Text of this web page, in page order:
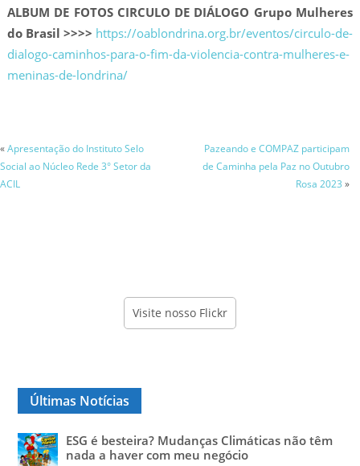
ALBUM DE FOTOS CIRCULO DE DIÁLOGO Grupo Mulheres
do Brasil >>>> https://oablondrina.org.br/eventos/circulo-de-
dialogo-caminhos-para-o-fim-da-violencia-contra-mulheres-e-
meninas-de-londrina/
«Apresentação do Instituto Selo
Social ao Núcleo Rede 3° Setor da
ACIL
Pazeando e COMPAZ participam
de Caminha pela Paz no Outubro
Rosa 2023 »
Visite nosso Flickr
Últimas Notícias
ESG é besteira? Mudanças Climáticas não têm
nada a haver com meu negócio